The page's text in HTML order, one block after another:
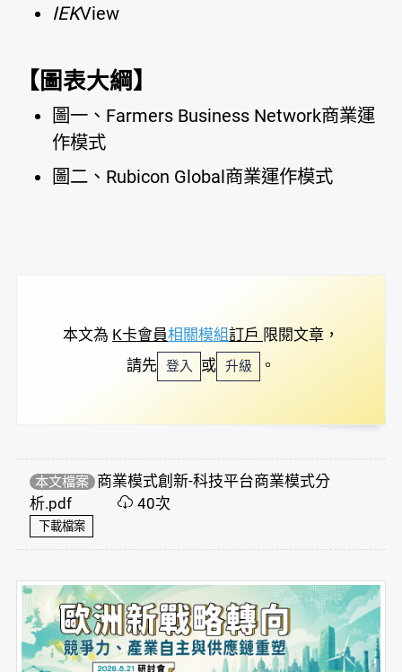
IEKView
【圖表大綱】
圖一、Farmers Business Network商業運
作模式
圖二、Rubicon Global商業運作模式
本文為 K卡會員相關模組訂戶 限閱文章，
請先 登入 或 升級 。
本文檔案 商業模式創新-科技平台商業模式分
析.pdf
40次
下載檔案